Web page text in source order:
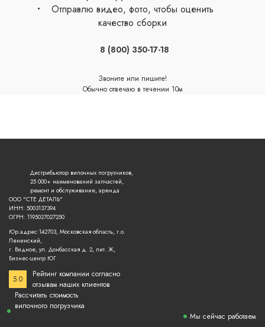
Отправлю видео, фото, чтобы оценить
качество сборки
8 (800) 350-17-18
Звоните или пишите!
Обычно отвечаю в течении 10м
Дистрибьютор вилочных погрузчиков,
25 000+ наименований запчастей,
ремонт и обслуживание, аренда
ООО "СТЕ ДЕТАЛЬ"
ИНН: 5003137394
ОГРН: 1195027027250
Юр.адрес:142703, Московская область, г.о.
Ленинский,
г. Видное, ул. Донбасская д. 2, лит. Ж,
Бизнес-центр ЮГ
5.0
Рейтинг компании согласно
отзывам наших клиентов
Рассчитать стоимость
вилочного погрузчика
Мы сейчас работаем